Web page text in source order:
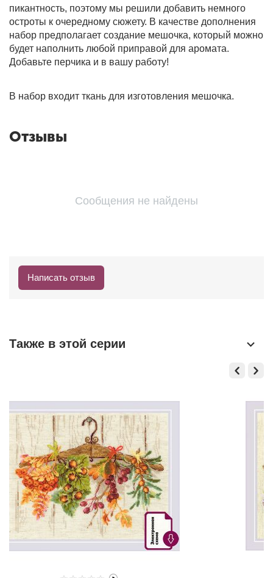
пикантность, поэтому мы решили добавить немного
остроты к очередному сюжету. В качестве дополнения
набор предполагает создание мешочка, который можно
будет наполнить любой приправой для аромата.
Добавьте перчика и в вашу работу!
В набор входит ткань для изготовления мешочка.
Отзывы
Сообщения не найдены
Написать отзыв
Также в этой серии